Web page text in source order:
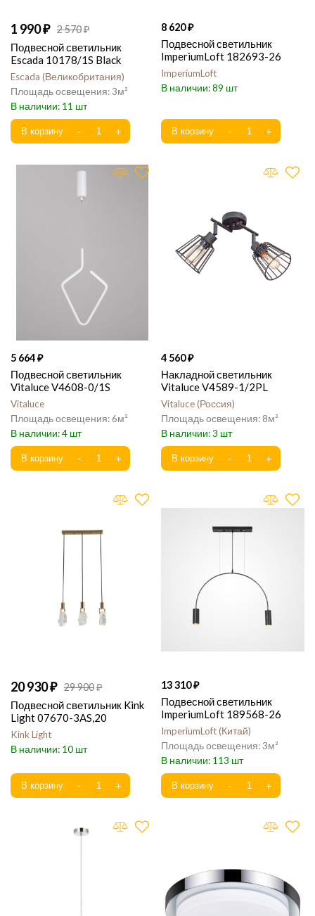
1 990 2 570
Подвесной светильник
Escada 10178/1S Black
Escada Великобритания
3
11
8 620
Подвесной светильник
ImperiumLoft 182693-26
ImperiumLoft
89
5 664
Подвесной светильник
Vitaluce V4608-0/1S
Vitaluce
6
4
4 560
Накладной светильник
Vitaluce V4589-1/2PL
Vitaluce Россия
8
3
20 930 29 900
Подвесной светильник Kink
Light 07670-3AS,20
Kink Light
10
13 310
Подвесной светильник
ImperiumLoft 189568-26
ImperiumLoft Китай
3
113